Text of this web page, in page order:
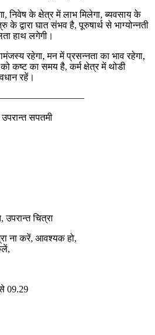
निवेष के क्षेत्र में लाभ मिलेगा, ब्यवसाय के
के द्वारा घात संभव है, पूरुषार्थ से भाग्योन्नती
हाथ लगेगी।
रहेगा, मन में प्रसन्नता का भाव रहेगा,
कष्ट का समय है, कर्म क्षेत्र में थोडी
रहें।
उपरान्त सपतमी
उपरान्त चित्रा
ना करें, आवश्यक हो,
09.29